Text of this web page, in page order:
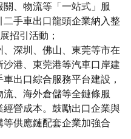
、物流等「一站式」服
手車出口龍頭企業納入整
招引活動；
、深圳、佛山、東莞等市在
港、東莞港等汽車口岸建
出口綜合服務平台建設，
、海外倉儲等全鏈條服
營成本。鼓勵出口企業與
供應鏈配套企業加強合